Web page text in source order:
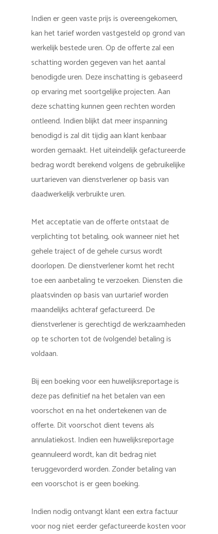
Indien er geen vaste prijs is overeengekomen,
kan het tarief worden vastgesteld op grond van
werkelijk bestede uren. Op de offerte zal een
schatting worden gegeven van het aantal
benodigde uren. Deze inschatting is gebaseerd
op ervaring met soortgelijke projecten. Aan
deze schatting kunnen geen rechten worden
ontleend. Indien blijkt dat meer inspanning
benodigd is zal dit tijdig aan klant kenbaar
worden gemaakt. Het uiteindelijk gefactureerde
bedrag wordt berekend volgens de gebruikelijke
uurtarieven van dienstverlener op basis van
daadwerkelijk verbruikte uren.
Met acceptatie van de offerte ontstaat de
verplichting tot betaling, ook wanneer niet het
gehele traject of de gehele cursus wordt
doorlopen. De dienstverlener komt het recht
toe een aanbetaling te verzoeken. Diensten die
plaatsvinden op basis van uurtarief worden
maandelijks achteraf gefactureerd. De
dienstverlener is gerechtigd de werkzaamheden
op te schorten tot de (volgende) betaling is
voldaan.
Bij een boeking voor een huwelijksreportage is
deze pas definitief na het betalen van een
voorschot en na het ondertekenen van de
offerte. Dit voorschot dient tevens als
annulatiekost. Indien een huwelijksreportage
geannuleerd wordt, kan dit bedrag niet
teruggevorderd worden. Zonder betaling van
een voorschot is er geen boeking.
Indien nodig ontvangt klant een extra factuur
voor nog niet eerder gefactureerde kosten voor